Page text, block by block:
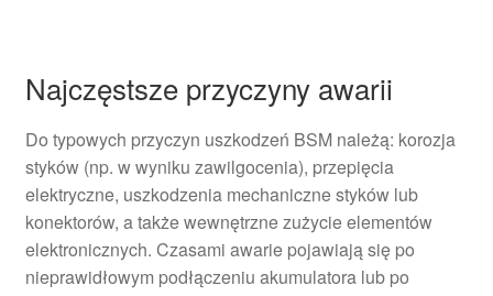
Najczęstsze przyczyny awarii
Do typowych przyczyn uszkodzeń BSM należą: korozja
styków (np. w wyniku zawilgocenia), przepięcia
elektryczne, uszkodzenia mechaniczne styków lub
konektorów, a także wewnętrzne zużycie elementów
elektronicznych. Czasami awarie pojawiają się po
nieprawidłowym podłączeniu akumulatora lub po